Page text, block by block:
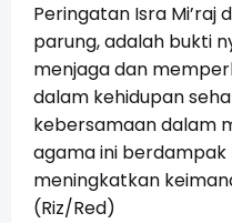
Peringatan Isra Mi’raj
parung, adalah bukti
menjaga dan
dalam kehidupan
kebersamaan dalam
agama ini
meningkatkan
(Riz/Red)